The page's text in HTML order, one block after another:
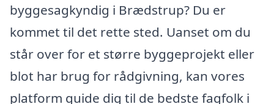
byggesagkyndig i Brædstrup? Du er
kommet til det rette sted. Uanset om du
står over for et større byggeprojekt eller
blot har brug for rådgivning, kan vores
platform guide dig til de bedste fagfolk i